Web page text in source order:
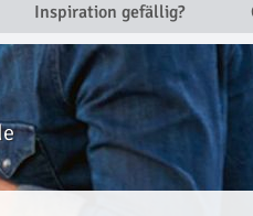
Inspiration gefällig?